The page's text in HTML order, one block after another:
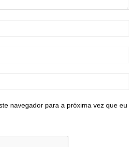
navegador para a próxima vez que eu